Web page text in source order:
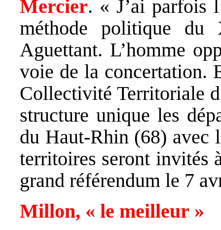
Mercier. « J’ai parfois
méthode politique
Aguettant. L’homme
voie de la concertation.
Collectivité Territoriale
structure unique les
du Haut-Rhin (68) avec
territoires seront invités
grand référendum le 7
Millon, « le meilleur »